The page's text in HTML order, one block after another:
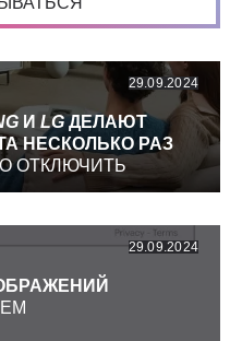
29.09.2024
И LGДЕЛАЮТ
НЕСКОЛЬКО РАЗ
ОТКЛЮЧИТЬ
29.09.2024